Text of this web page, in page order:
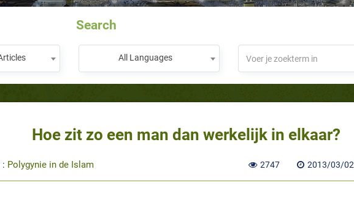
Search
All Languages
Hoe zit zo een man dan werkelijk in elkaar?
: Polygynie in de Islam 2747 2013/03/02